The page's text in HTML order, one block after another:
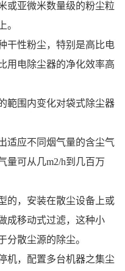
或亚微米数量级的粉尘粒
。
干性粉尘，特别是高比电
用电除尘器的净化效率高
範围内变化对袋式除尘器
适应不同烟气量的含尘气
量可从几m2/h到几百万
的，安装在散尘设备上或
成移动式过滤，这种小
分散尘源的除尘。
机，配置多台机器之集尘